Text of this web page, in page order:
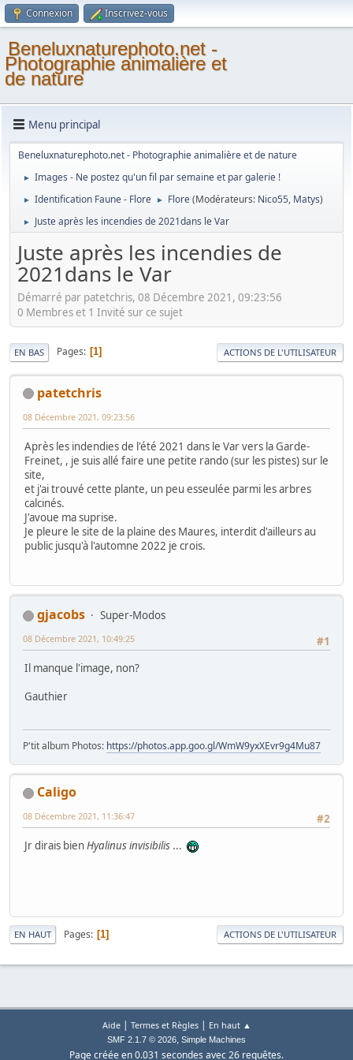
Connexion Inscrivez-vous
Beneluxnaturephoto.net -
Photographie animalière et
de nature
Menu principal
Beneluxnaturephoto.net - Photographie animalière et de nature
► Images - Ne postez qu'un fil par semaine et par galerie !
► Identification Faune - Flore ► Flore(Modérateurs: Nico55, Matys)
► Juste après les incendies de 2021dans le Var
Juste après les incendies de
2021dans le Var
Démarré par patetchris, 08 Décembre 2021, 09:23:56
0 Membres et 1 Invité sur ce sujet
EN BAS Pages 1 ACTIONS DE L'UTILISATEUR
patetchris
08 Décembre 2021, 09:23:56
Après les indendies de l'été 2021 dans le Var vers la Garde-
Freinet, , je suis allé faire une petite rando (sur les pistes) sur le
site,
et j'ai trouvé cette plante, un peu esseulée parmi les arbres
calcinés.
J'avoue ma suprise.
Je pleure le site de la plaine des Maures, interdit d'ailleurs au
public jusqu'à l'automne 2022 je crois.
gjacobs
Super-Modos
#1
08 Décembre 2021, 10:49:25
Il manque l'image, non?
Gauthier
P'tit album Photos: https://photos.app.goo.gl/WmW9yxXEvr9g4Mu87
Caligo
#2
08 Décembre 2021, 11:36:47
Jr dirais bienHyalinus invisibilis ...
EN HAUT Pages 1 ACTIONS DE L'UTILISATEUR
Aide| Termes et Règles| En haut ▲
SMF 2.1.7 © 2026, Simple Machines
Page créée en 0.031 secondes avec 26 requêtes.